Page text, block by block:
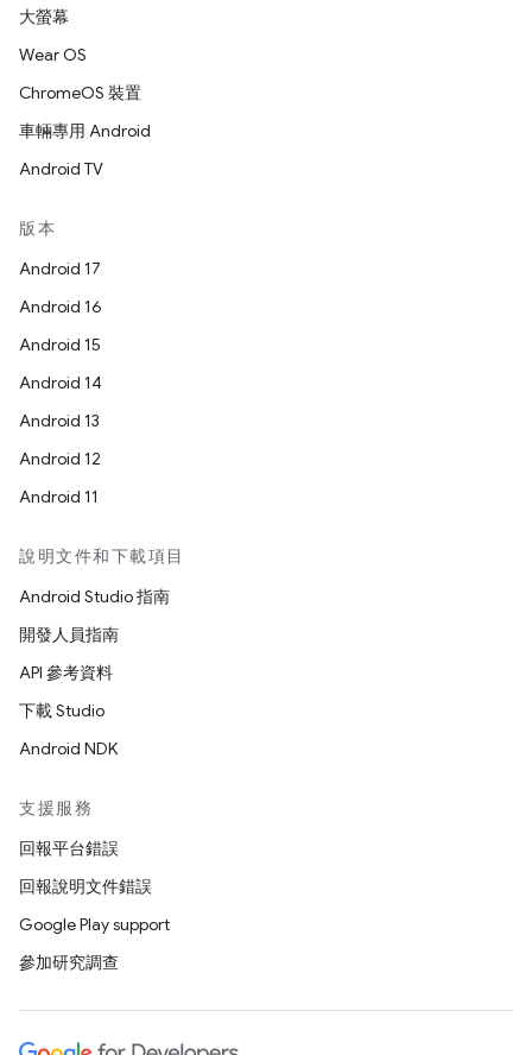
大螢幕
Wear OS
ChromeOS 裝置
車輛專用 Android
Android TV
版本
Android 17
Android 16
Android 15
Android 14
Android 13
Android 12
Android 11
說明文件和下載項目
Android Studio 指南
開發人員指南
API 參考資料
下載 Studio
Android NDK
支援服務
回報平台錯誤
回報說明文件錯誤
Google Play support
參加研究調查